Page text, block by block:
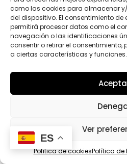
como las cookies para almacenar
del dispositivo. El consentimiento
permitirá procesar datos como el
navegación o las identificaciones
consentir o retirar el
a ciertas características y funciones.
Ver
Política de cookiesPolítica de
ES